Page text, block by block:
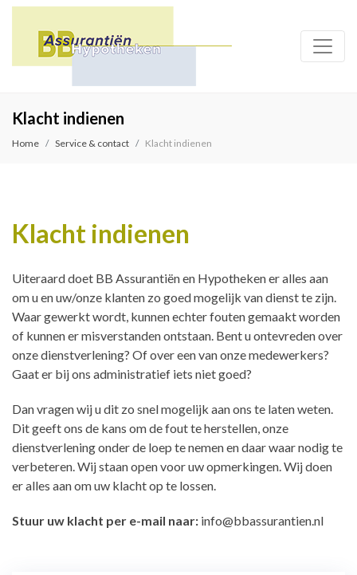
Klacht indienen
Home Service & contact Klacht indienen
Klacht indienen
Uiteraard doet BB Assurantiën en Hypotheken er alles aan
om u en uw/onze klanten zo goed mogelijk van dienst te zijn.
Waar gewerkt wordt, kunnen echter fouten gemaakt worden
of kunnen er misverstanden ontstaan. Bent u ontevreden over
onze dienstverlening? Of over een van onze medewerkers?
Gaat er bij ons administratief iets niet goed?
Dan vragen wij u dit zo snel mogelijk aan ons te laten weten.
Dit geeft ons de kans om de fout te herstellen, onze
dienstverlening onder de loep te nemen en daar waar nodig te
verbeteren. Wij staan open voor uw opmerkingen. Wij doen
er alles aan om uw klacht op te lossen.
Stuur uw klacht per e-mail naar: info@bbassurantien.nl